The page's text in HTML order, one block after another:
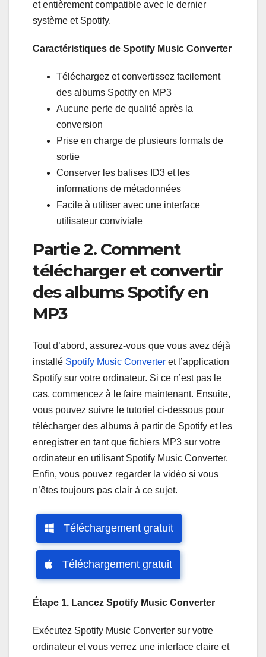
et entièrement compatible avec le dernier
système et Spotify.
Caractéristiques de Spotify Music Converter
Téléchargez et convertissez facilement
des albums Spotify en MP3
Aucune perte de qualité après la
conversion
Prise en charge de plusieurs formats de
sortie
Conserver les balises ID3 et les
informations de métadonnées
Facile à utiliser avec une interface
utilisateur conviviale
Partie 2. Comment
télécharger et convertir
des albums Spotify en
MP3
Tout d’abord, assurez-vous que vous avez déjà
installé Spotify Music Converter et l’application
Spotify sur votre ordinateur. Si ce n’est pas le
cas, commencez à le faire maintenant. Ensuite,
vous pouvez suivre le tutoriel ci-dessous pour
télécharger des albums à partir de Spotify et les
enregistrer en tant que fichiers MP3 sur votre
ordinateur en utilisant Spotify Music Converter.
Enfin, vous pouvez regarder la vidéo si vous
n’êtes toujours pas clair à ce sujet.
Téléchargement gratuit
Téléchargement gratuit
Étape 1. Lancez Spotify Music Converter
Exécutez Spotify Music Converter sur votre
ordinateur et vous verrez une interface claire et